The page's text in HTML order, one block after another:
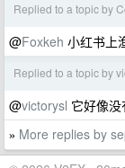
Replied to a topic by
@Foxkeh 小红书上
Replied to a topic by
@victorysl 它好像没
» More replies by